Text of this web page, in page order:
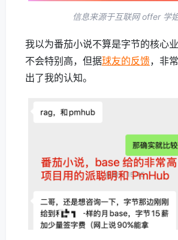
信息来源于互联网 offer 学
我以为番茄小说不算是字节的核心
不会特别高，但据球友的反馈，非
出了我的认知。